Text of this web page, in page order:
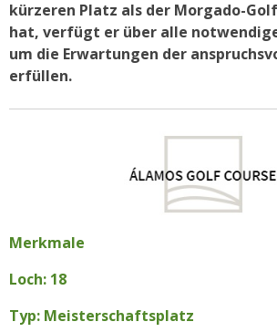
kürzeren Platz als der Morgado-
hat, verfügt er über alle
um die Erwartungen der
erfüllen.
Merkmale
Loch: 18
Typ: Meisterschaftsplatz